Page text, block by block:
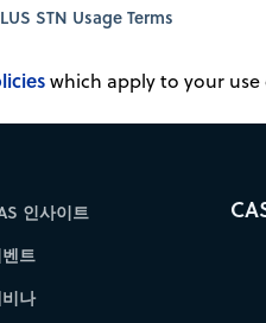
STN Usage Terms
which apply to your use
인사이트
트
나